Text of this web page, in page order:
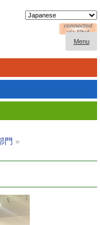
Menu
門